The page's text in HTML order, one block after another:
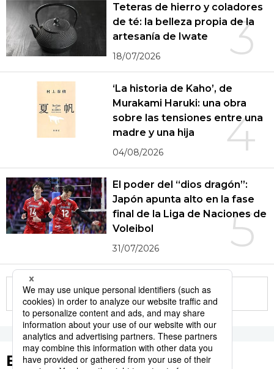
3
Teteras de hierro y coladores
de té: la belleza propia de la
artesanía de Iwate
18/07/2026
4
‘La historia de Kaho’, de
Murakami Haruki: una obra
sobre las tensiones entre una
madre y una hija
04/08/2026
5
El poder del “dios dragón”:
Japón apunta alto en la fase
final de la Liga de Naciones de
Voleibol
31/07/2026
More in this series
Etiquetas destacadas